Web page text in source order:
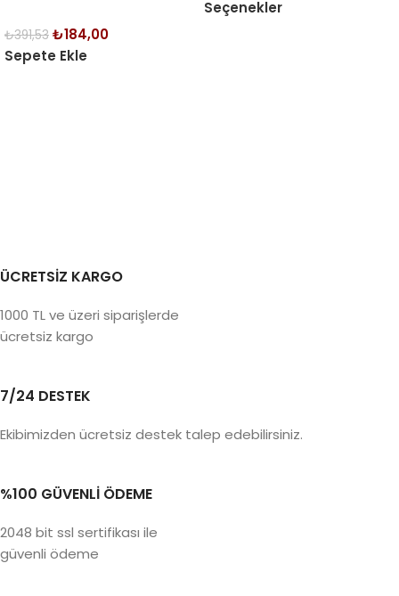
₺391,53 ₺184,00
Sepete Ekle
Seçenekler
ÜCRETSİZ KARGO
1000 TL ve üzeri siparişlerde
ücretsiz kargo
7/24 DESTEK
Ekibimizden ücretsiz destek talep edebilirsiniz.
%100 GÜVENLİ ÖDEME
2048 bit ssl sertifikası ile
güvenli ödeme